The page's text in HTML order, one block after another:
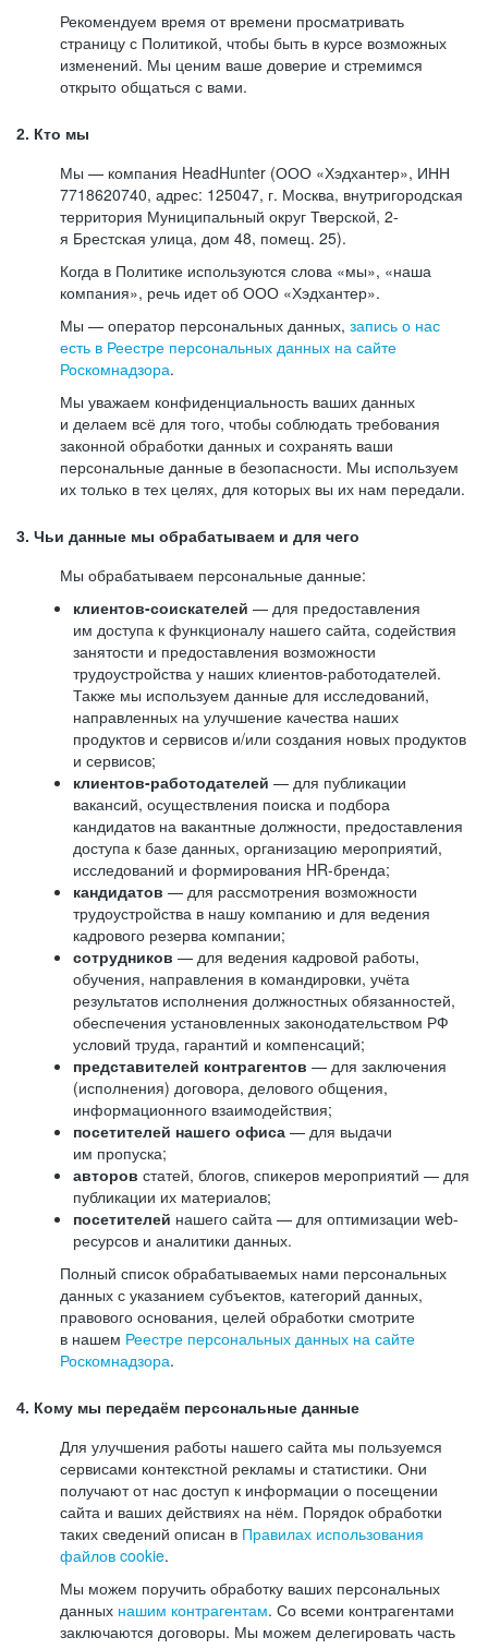
Рекомендуем время от времени просматривать
страницу с Политикой, чтобы быть в курсе возможных
изменений. Мы ценим ваше доверие и стремимся
открыто общаться с вами.
2. Кто мы
Мы — компания HeadHunter (ООО «Хэдхантер», ИНН
7718620740, адрес: 125047, г. Москва, внутригородская
территория Муниципальный округ Тверской, 2-
я Брестская улица, дом 48, помещ. 25).
Когда в Политике используются слова «мы», «наша
компания», речь идет об ООО «Хэдхантер».
Мы — оператор персональных данных, запись о нас
есть в Реестре персональных данных на сайте
Роскомнадзора.
Мы уважаем конфиденциальность ваших данных
и делаем всё для того, чтобы соблюдать требования
законной обработки данных и сохранять ваши
персональные данные в безопасности. Мы используем
их только в тех целях, для которых вы их нам передали.
3. Чьи данные мы обрабатываем и для чего
Мы обрабатываем персональные данные:
клиентов-соискателей — для предоставления
им доступа к функционалу нашего сайта, содействия
занятости и предоставления возможности
трудоустройства у наших клиентов-работодателей.
Также мы используем данные для исследований,
направленных на улучшение качества наших
продуктов и сервисов и/или создания новых продуктов
и сервисов;
клиентов-работодателей — для публикации
вакансий, осуществления поиска и подбора
кандидатов на вакантные должности, предоставления
доступа к базе данных, организацию мероприятий,
исследований и формирования HR-бренда;
кандидатов — для рассмотрения возможности
трудоустройства в нашу компанию и для ведения
кадрового резерва компании;
сотрудников — для ведения кадровой работы,
обучения, направления в командировки, учёта
результатов исполнения должностных обязанностей,
обеспечения установленных законодательством РФ
условий труда, гарантий и компенсаций;
представителей контрагентов — для заключения
(исполнения) договора, делового общения,
информационного взаимодействия;
посетителей нашего офиса — для выдачи
им пропуска;
авторов статей, блогов, спикеров мероприятий — для
публикации их материалов;
посетителей нашего сайта — для оптимизации web-
ресурсов и аналитики данных.
Полный список обрабатываемых нами персональных
данных с указанием субъектов, категорий данных,
правового основания, целей обработки смотрите
в нашем Реестре персональных данных на сайте
Роскомнадзора.
4. Кому мы передаём персональные данные
Для улучшения работы нашего сайта мы пользуемся
сервисами контекстной рекламы и статистики. Они
получают от нас доступ к информации о посещении
сайта и ваших действиях на нём. Порядок обработки
таких сведений описан в Правилах использования
файлов cookie.
Мы можем поручить обработку ваших персональных
данных нашим контрагентам. Со всеми контрагентами
заключаются договоры. Мы можем делегировать часть